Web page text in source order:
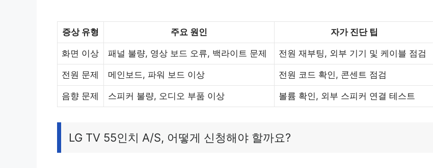
증상 유형 주요 원인 자가 진단 팁
화면 이상 패널 불량, 영상 보드 오류, 백라이트 문제 전원 재부팅, 외부 기기 및 케이블 점검
전원 문제 메인보드, 파워 보드 이상 전원 코드 확인, 콘센트 점검
음향 문제 스피커 불량, 오디오 부품 이상 볼륨 확인, 외부 스피커 연결 테스트
LG TV 55인치 A/S, 어떻게 신청해야 할까요?